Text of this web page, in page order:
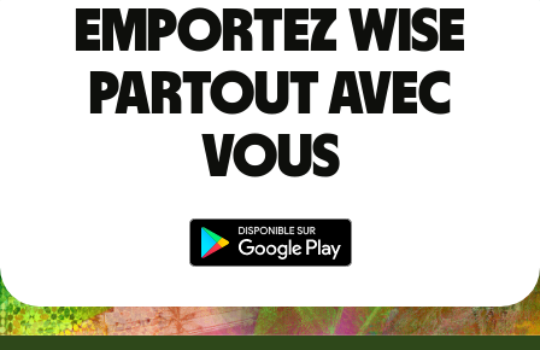
Emportez Wise
partout avec
vous